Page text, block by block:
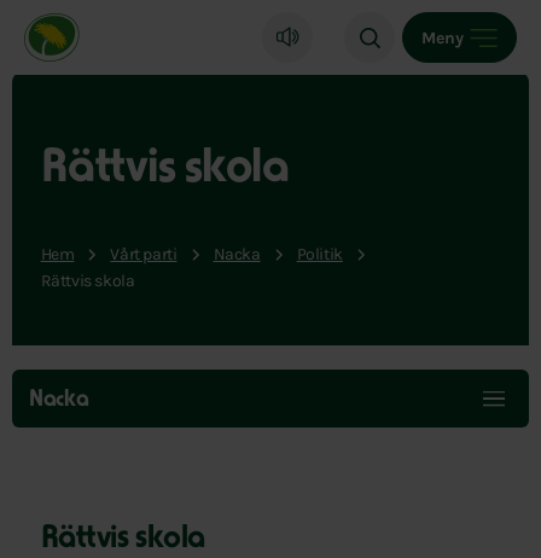
Miljöpartiet de gröna, startsida
Meny
Rättvis skola
Hem Vårt parti Nacka
Politik
Rättvis skola
Hoppa
över
menyn
Nacka
Rättvis skola